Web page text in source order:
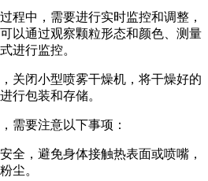
程中，需要进行实时监控和调整，
以通过观察颗粒形态和颜色、测量
进行监控。
关闭小型喷雾干燥机，将干燥好的
行包装和存储。
需要注意以下事项：
全，避免身体接触热表面或喷嘴，
尘。